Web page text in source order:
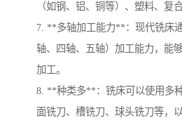
（如钢、铝、铜等）、塑料、复
7. **多轴加工能力**：现代铣床
轴、四轴、五轴）加工能力，能
加工。
8. **种类多**：铣床可以使用多
面铣刀、槽铣刀、球头铣刀等，